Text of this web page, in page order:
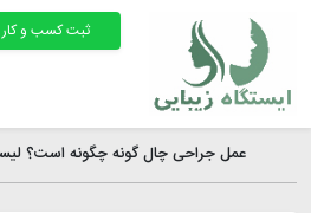
ثبت کسب و کار
عمل جراحی چال گونه چگونه است؟